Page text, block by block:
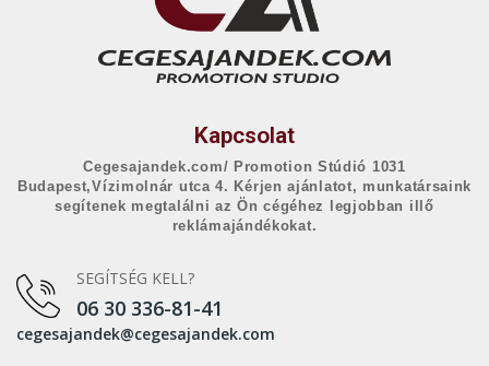
Kapcsolat
Cegesajandek.com/ Promotion Stúdió 1031
Budapest,Vízimolnár utca 4. Kérjen ajánlatot, munkatársaink
segítenek megtalálni az Ön cégéhez legjobban illő
reklámajándékokat.
SEGÍTSÉG KELL?
06 30 336-81-41
cegesajandek@cegesajandek.com